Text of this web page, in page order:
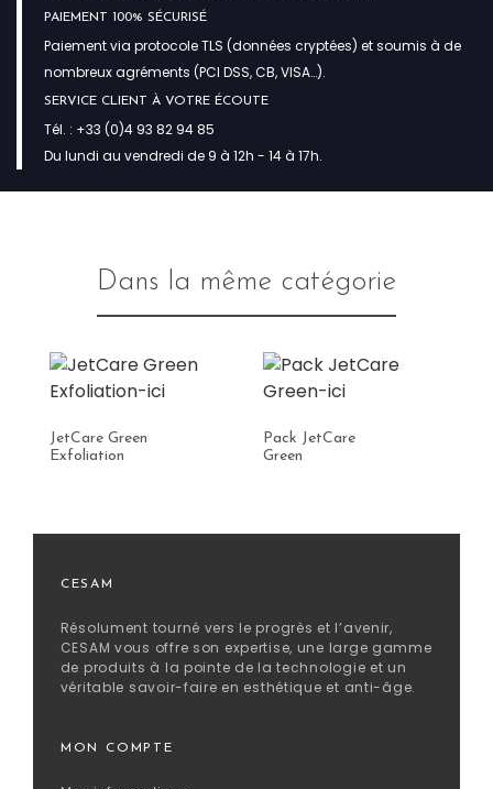
PAIEMENT 100% SÉCURISÉ
Paiement via protocole TLS (données cryptées) et soumis à de
nombreux agréments (PCI DSS, CB, VISA…).
SERVICE CLIENT À VOTRE ÉCOUTE
Tél. : +33 (0)4 93 82 94 85
Du lundi au vendredi de 9 à 12h - 14 à 17h.
Dans la même catégorie
JetCare Green
Exfoliation
Pack JetCare
Green
CESAM
Résolument tourné vers le progrès et l’avenir,
CESAM vous offre son expertise, une large gamme
de produits à la pointe de la technologie et un
véritable savoir-faire en esthétique et anti-âge.
MON COMPTE